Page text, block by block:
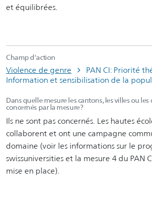
et équilibrées.
Champ d'action
Violence de genre
PAN CI: Priorité
Information et sensibilisation de la
Dans quelle mesure les cantons, les villes ou
concernés par la mesure?
Ils ne sont pas concernés. Les hautes
collaborent et ont une campagne
domaine (voir les informations sur le
swissuniversities et la mesure 4 du PAN
mise en place).